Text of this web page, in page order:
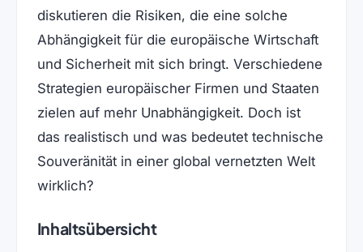
diskutieren die Risiken, die eine solche
Abhängigkeit für die europäische Wirtschaft
und Sicherheit mit sich bringt. Verschiedene
Strategien europäischer Firmen und Staaten
zielen auf mehr Unabhängigkeit. Doch ist
das realistisch und was bedeutet technische
Souveränität in einer global vernetzten Welt
wirklich?
Inhaltsübersicht